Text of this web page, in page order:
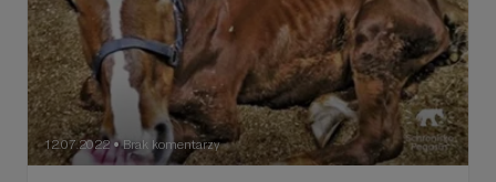
12.07.2022 ● Brak komentarzy